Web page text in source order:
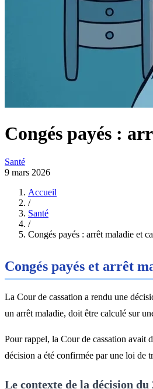
Congés payés :
Santé
9 mars 2026
Accueil
/
Santé
/
Congés payés : arrêt maladie et
Congés payés et arrêt
La Cour de cassation a rendu une
un arrêt maladie, doit être calculé sur
Pour rappel, la Cour de cassation avait
décision a été confirmée par une loi de
Le contexte de la décision